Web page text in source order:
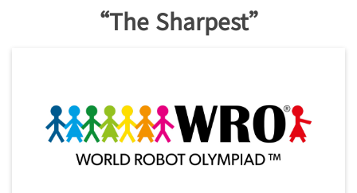
“The Sharpest”